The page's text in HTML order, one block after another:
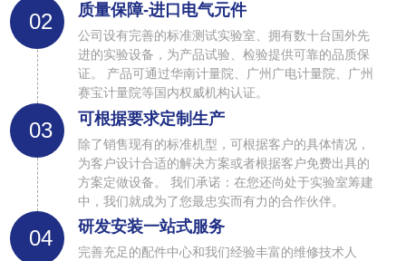
02 质量保障-进口电气元件
公司设有完善的标准测试实验室、拥有数十台国外先
进的实验设备，为产品试验、检验提供可靠的品质保
证。 产品可通过华南计量院、广州广电计量院、广州
赛宝计量院等国内权威机构认证。
03 可根据要求定制生产
除了销售现有的标准机型，可根据客户的具体情况，
为客户设计合适的解决方案或者根据客户免费出具的
方案定做设备。 我们承诺：在您还尚处于实验室筹建
中，我们就成为了您最忠实而有力的合作伙伴。
04 研发安装一站式服务
完善充足的配件中心和我们经验丰富的维修技术人